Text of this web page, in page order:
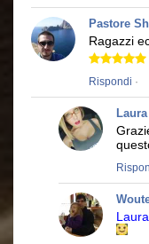
Pastore
Ragazzi
Rispondi ·